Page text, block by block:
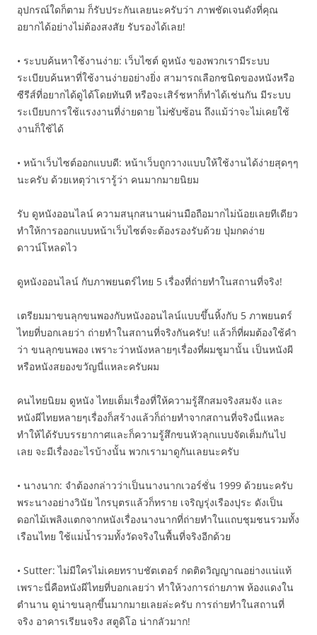
อุปกรณ์ใดก็ตาม ก็รับประกันเลยนะครับว่า ภาพชัดเจนดังที่คุณ
อยากได้อย่างไม่ต้องสงสัย รับรองได้เลย!
• ระบบค้นหาใช้งานง่าย: เว็บไซต์ ดูหนัง ของพวกเรามีระบบ
ระเบียบค้นหาที่ใช้งานง่ายอย่างยิ่ง สามารถเลือกชนิดของหนังหรือ
ซีรีส์ที่อยากได้ดูได้โดยทันที หรือจะเสิร์ชหาก็ทำได้เช่นกัน มีระบบ
ระเบียบการใช้แรงงานที่ง่ายดาย ไม่ซับซ้อน ถึงแม้ว่าจะไม่เคยใช้
งานก็ใช้ได้
• หน้าเว็บไซต์ออกแบบดี: หน้าเว็บถูกวางแบบให้ใช้งานได้ง่ายสุดๆๆ
นะครับ ด้วยเหตุว่าเรารู้ว่า คนมากมายนิยม
รับ ดูหนังออนไลน์ ความสนุกสนานผ่านมือถือมากไม่น้อยเลยทีเดียว
ทำให้การออกแบบหน้าเว็บไซต์จะต้องรองรับด้วย ปุ่มกดง่าย
ดาวน์โหลดไว
ดูหนังออนไลน์ กับภาพยนตร์ไทย 5 เรื่องที่ถ่ายทำในสถานที่จริง!
เตรียมมาขนลุกขนพองกับหนังออนไลน์แบบขึ้นหิ้งกับ 5 ภาพยนตร์
ไทยที่บอกเลยว่า ถ่ายทำในสถานที่จริงกันครับ! แล้วก็ที่ผมต้องใช้คำ
ว่า ขนลุกขนพอง เพราะว่าหนังหลายๆเรื่องที่ผมชูมานั้น เป็นหนังผี
หรือหนังสยองขวัญนี่แหละครับผม
คนไทยนิยม ดูหนัง ไทยเต็มเรื่องที่ให้ความรู้สึกสมจริงสมจัง และ
หนังผีไทยหลายๆเรื่องก็สร้างแล้วก็ถ่ายทำจากสถานที่จริงนี่แหละ
ทำให้ได้รับบรรยากาศและก็ความรู้สึกขนหัวลุกแบบจัดเต็มกันไป
เลย จะมีเรื่องอะไรบ้างนั้น พวกเรามาดูกันเลยนะครับ
• นางนาก: จำต้องกล่าวว่าเป็นนางนากเวอร์ชั่น 1999 ด้วยนะครับ
พระนางอย่างวินัย ไกรบุตรแล้วก็ทราย เจริญรุ่งเรืองปุระ ดังเป็น
ดอกไม้เพลิงแตกจากหนังเรื่องนางนากที่ถ่ายทำในแถบชุมชนรวมทั้ง
เรือนไทย ใช้แม่น้ำรวมทั้งวัดจริงในพื้นที่จริงอีกด้วย
• Sutter: ไม่มีใครไม่เคยทราบชัตเตอร์ กดติดวิญญาณอย่างแน่แท้
เพราะนี่คือหนังผีไทยที่บอกเลยว่า ทำให้วงการถ่ายภาพ ห้องแดงใน
ตำนาน ดูน่าขนลุกขึ้นมากมายเลยล่ะครับ การถ่ายทำในสถานที่
จริง อาคารเรียนจริง สตูดิโอ น่ากลัวมาก!